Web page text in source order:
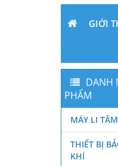
GIỚI
DANH
PHẨM
MÁY LI TÂM
THIẾT BỊ
KHÍ